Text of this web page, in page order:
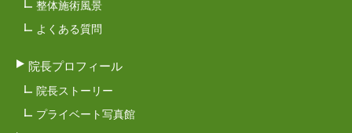
整体施術風景
よくある質問
院長プロフィール
院長ストーリー
プライベート写真館